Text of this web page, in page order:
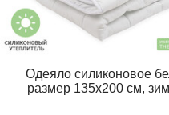
Одеяло силиконовое
размер 135х200 см,